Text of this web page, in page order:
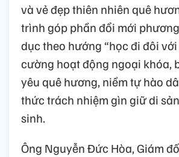
và vẻ đẹp thiên nhiên quê
trình góp phần đổi mới
dục theo hướng “học đi đôi
cường hoạt động ngoại khóa,
yêu quê hương, niềm tự hào
thức trách nhiệm gìn giữ di
sinh.
Ông Nguyễn Đức Hòa, Giám